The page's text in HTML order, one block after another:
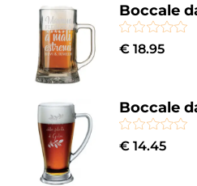
€ 18.95
€ 14.45